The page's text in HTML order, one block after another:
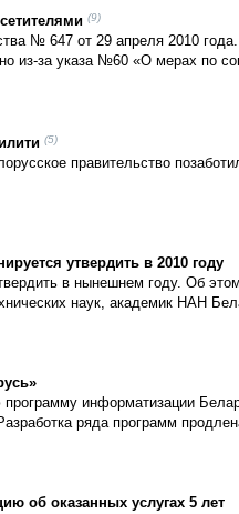
(9)
№ 647 от 29 апреля 2010
из-за указа №60 «О мерах по
(5)
правительство
утвердить в 2010 году
в нынешнем году. Об
наук, академик НАН
программу информатизации
ряда программ
об оказанных услугах 5 лет